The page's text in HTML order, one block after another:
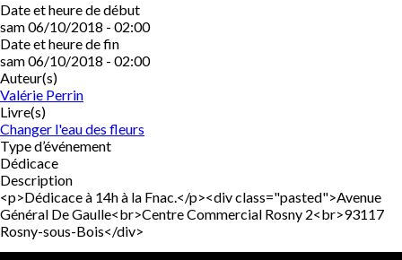
Date et heure de début
sam 06/10/2018 - 02:00
Date et heure de fin
sam 06/10/2018 - 02:00
Auteur(s)
Valérie Perrin
Livre(s)
Changer l'eau des fleurs
Type d’événement
Dédicace
Description
<p>Dédicace à 14h à la Fnac.</p><div class="pasted">Avenue
Général De Gaulle<br>Centre Commercial Rosny 2<br>93117
Rosny-sous-Bois</div>